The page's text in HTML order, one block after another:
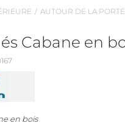
AUTOUR DE LA PORTE
Cabane en
en bois